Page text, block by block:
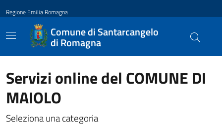
Regione Emilia Romagna
Comune di Santarcangelo
di Romagna
Servizi online del COMUNE DI
MAIOLO
Seleziona una categoria